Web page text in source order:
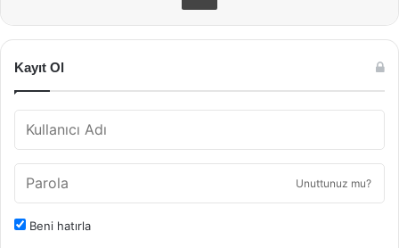
Kayıt Ol
Unuttunuz mu?
Beni hatırla